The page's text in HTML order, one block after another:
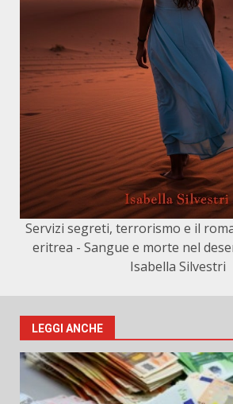
Servizi segreti, terrorismo e il
eritrea - Sangue e morte nel
Isabella Silvestri
LEGGI ANCHE